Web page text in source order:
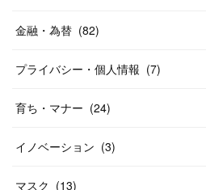
金融・為替 (82)
プライバシー・個人情報 (7)
育ち・マナー (24)
イノベーション (3)
マスク (13)